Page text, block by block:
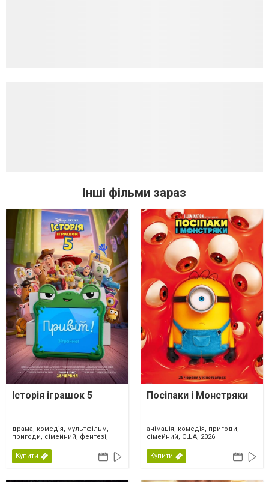
Інші фільми зараз
Історія іграшок 5
драма, комедія, мультфільм,
пригоди, сімейний, фентезі,
США, 2026
Купити
Посіпаки і Монстряки
анімація, комедія, пригоди,
сімейний, США, 2026
Купити